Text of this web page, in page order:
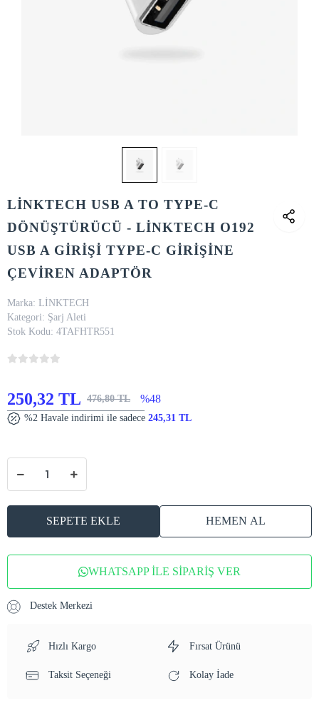
LİNKTECH USB A TO TYPE-C
DÖNÜŞTÜRÜCÜ - LİNKTECH O192
USB A GİRİŞİ TYPE-C GİRİŞİNE
ÇEVİREN ADAPTÖR
Marka: LİNKTECH
Kategori: Şarj Aleti
Stok Kodu: 4TAFHTR551
250,32 TL 476,80 TL %48
%2 Havale indirimi ile sadece 245,31 TL
SEPETE EKLE HEMEN AL
WHATSAPP İLE SİPARİŞ VER
Destek Merkezi
Hızlı Kargo Fırsat Ürünü
Taksit Seçeneği Kolay İade